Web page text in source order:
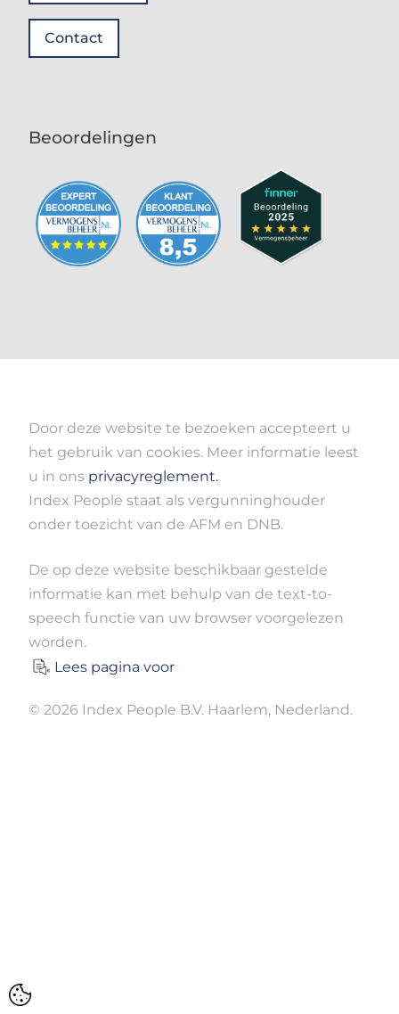
Contact
Beoordelingen
Door deze website te bezoeken accepteert u
het gebruik van cookies. Meer informatie leest
u in ons privacyreglement.
Index People staat als vergunninghouder
onder toezicht van de AFM en DNB.
De op deze website beschikbaar gestelde
informatie kan met behulp van de text-to-
speech functie van uw browser voorgelezen
worden.
Lees pagina voor
© 2026 Index People B.V. Haarlem, Nederland.